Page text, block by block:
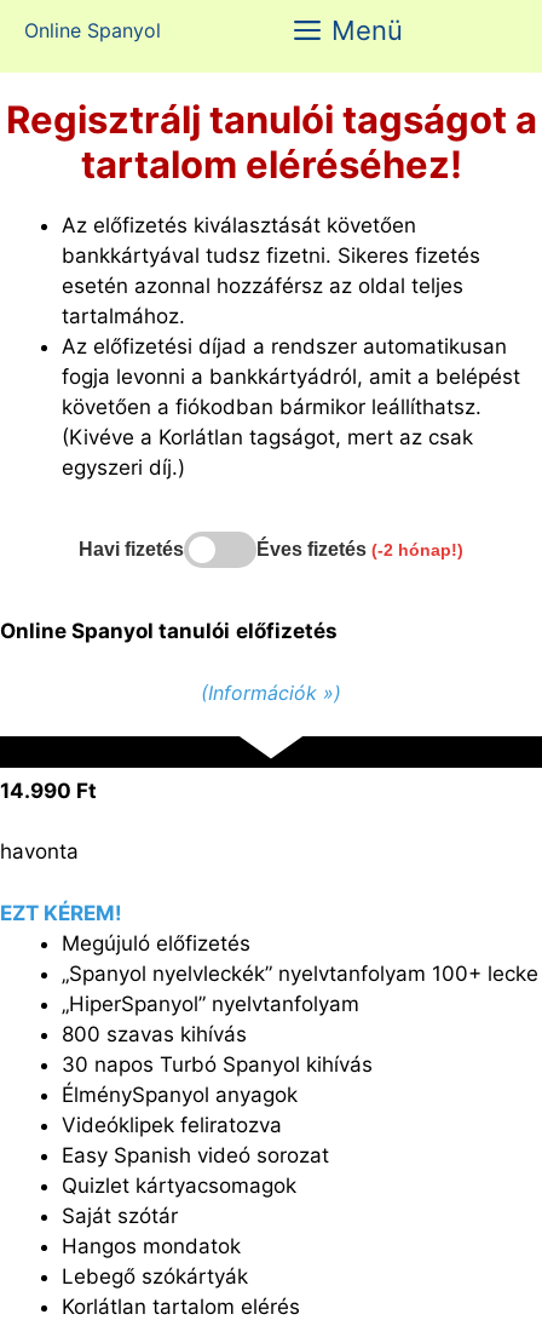
tartalomba
Online Spanyol Menü
Regisztrálj tanulói tagságot a
tartalom eléréséhez!
Az előfizetés kiválasztását követően
bankkártyával tudsz fizetni. Sikeres fizetés
esetén azonnal hozzáférsz az oldal teljes
tartalmához.
Az előfizetési díjad a rendszer automatikusan
fogja levonni a bankkártyádról, amit a belépést
követően a fiókodban bármikor leállíthatsz.
(Kivéve a Korlátlan tagságot, mert az csak
egyszeri díj.)
Havi fizetés Éves fizetés (-2 hónap!)
Online Spanyol tanulói előfizetés
(Információk »)
14.990 Ft
havonta
EZT KÉREM!
Megújuló előfizetés
„Spanyol nyelvleckék” nyelvtanfolyam 100+ lecke
„HiperSpanyol” nyelvtanfolyam
800 szavas kihívás
30 napos Turbó Spanyol kihívás
ÉlménySpanyol anyagok
Videóklipek feliratozva
Easy Spanish videó sorozat
Quizlet kártyacsomagok
Saját szótár
Hangos mondatok
Lebegő szókártyák
Korlátlan tartalom elérés